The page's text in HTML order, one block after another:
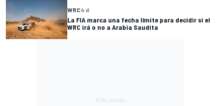
WRC4 d
La FIA marca una fecha límite para decidir si el
WRC irá o no a Arabia Saudita